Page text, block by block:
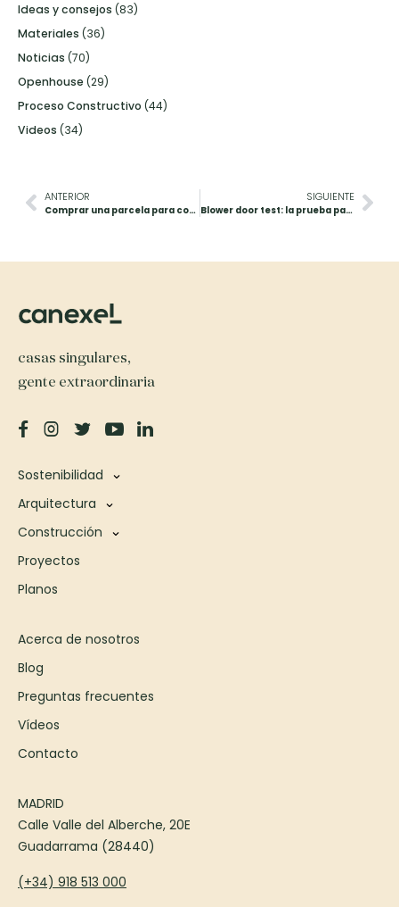
Ideas y consejos (83)
Materiales (36)
Noticias (70)
Openhouse (29)
Proceso Constructivo (44)
Videos (34)
ANTERIOR
Comprar una parcela para construir: claves a tener en cuenta
SIGUIENTE
Blower door test: la prueba para la eficiencia
casas singulares,
gente extraordinaria
Sostenibilidad
Arquitectura
Construcción
Proyectos
Planos
Acerca de nosotros
Blog
Preguntas frecuentes
Vídeos
Contacto
MADRID
Calle Valle del Alberche, 20E
Guadarrama (28440)
(+34) 918 513 000